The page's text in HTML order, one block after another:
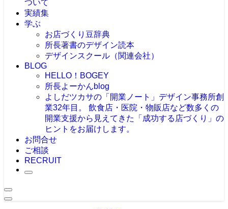
ついて
実績集
学ぶ
お店づくり豆辞典
所長著書のデザイン読本
デザインスクール（関連会社）
BLOG
HELLO！BOGEY
所長よーかんblog
よしだツカサの「開業ノート」 デザイン事務所創
業32年目。 飲食店・医院・物販店など数多くの
開業支援から見えてきた「成功する店づくり」の
ヒントをお届けします。
お問合せ
ご相談
RECRUIT